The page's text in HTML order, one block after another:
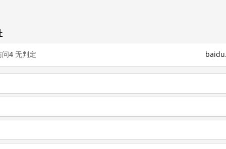
问4 无判定